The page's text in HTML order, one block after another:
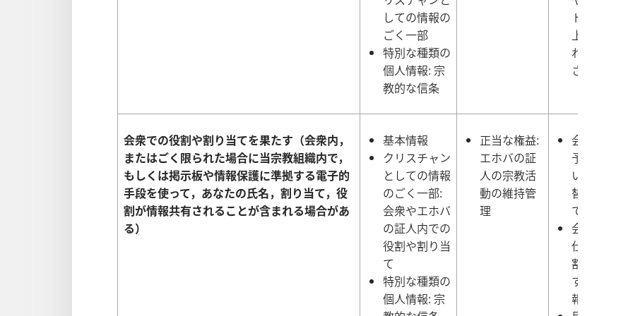
しての情報の
ごく一部
特別な種類の
個人情報: 宗
教的な信条
トに参加する
上で必要とさ
れる期間保持
される
会衆での役割や割り当てを果たす（会衆内，
またはごく限られた場合に当宗教組織内で，
もしくは掲示板や情報保護に準拠する電子的
手段を使って，あなたの氏名，割り当て，役
割が情報共有されることが含まれる場合があ
る）
基本情報
クリスチャン
としての情報
のごく一部:
会衆やエホバ
の証人内での
役割や割り当
て
特別な種類の
個人情報: 宗
正当な権益:
エホバの証
人の宗教活
動の維持管
理
会衆の集会の
予定は，新し
い予定に差し
替えられるま
で保持される
会衆は野外奉
仕グループの
割り当てに関
する最新の情
報を保持する